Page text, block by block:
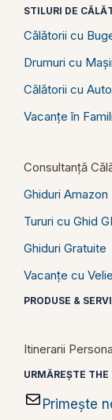
STILURI DE
Călătorii cu
Drumuri cu
Călătorii cu
Vacanțe în
Consultanță
Ghiduri Amazon
Tururi cu Ghid
Ghiduri Gratuite
Vacanțe cu
PRODUSE &
Itinerarii
URMĂREȘTE
Primește